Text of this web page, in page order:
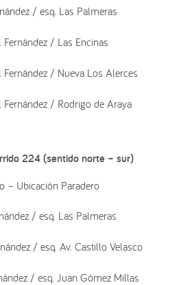
/ esq. Las Palmeras
/ Las Encinas
/ Nueva Los Alerces
/ Rodrigo de Araya
224 (sentido norte – sur)
– Ubicación Paradero
/ esq. Las Palmeras
/ esq. Av. Castillo Velasco
/ esq. Juan Gómez Millas